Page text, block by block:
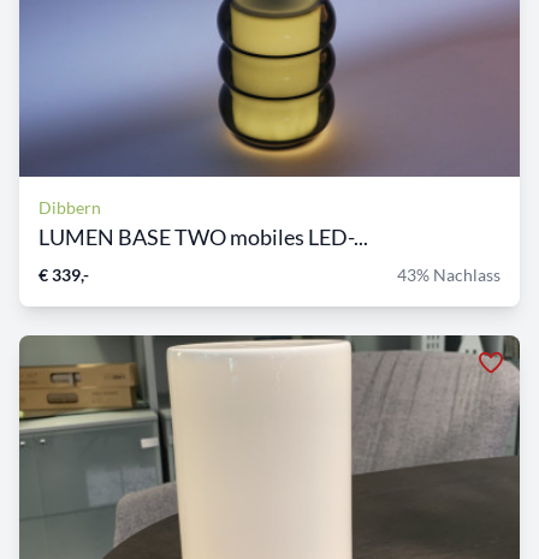
Dibbern
LUMEN BASE TWO mobiles LED-...
€ 339,- 43% Nachlass